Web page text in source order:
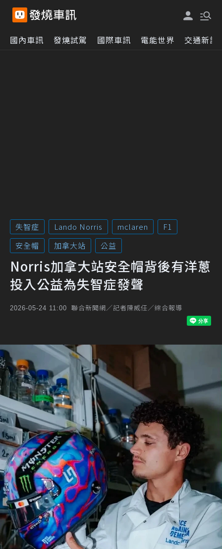
國內車訊 發燒試駕 國際車訊 電能世界 交通新訊
失智症 Lando Norris mclaren
F1
安全帽
加拿大站 公益
Norris加拿大站安全帽背後有洋蔥
投入公益為失智症發聲
2026-05-24 11:00 聯合新聞網／記者陳威任／綜合報導